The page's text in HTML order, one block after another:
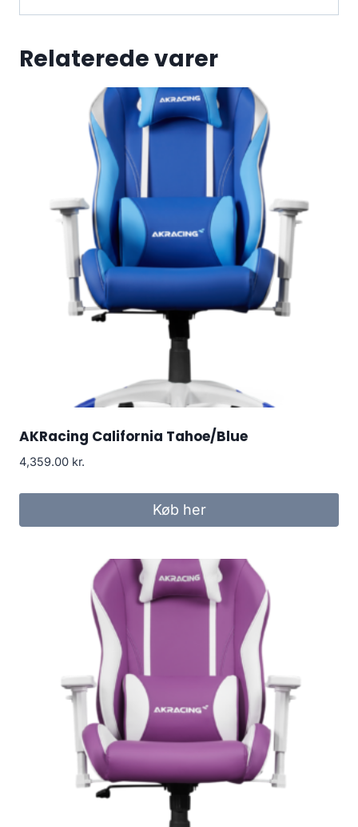
Relaterede varer
AKRacing California Tahoe/Blue
4,359.00 kr.
Køb her